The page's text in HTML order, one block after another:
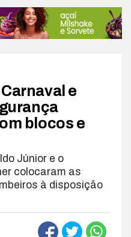
e
blocos e
Júnior e o
colocaram as
à disposição